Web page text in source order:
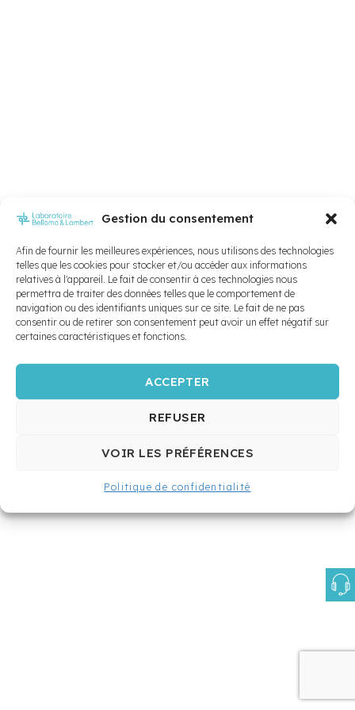
Gestion du consentement
Afin de fournir les meilleures expériences, nous utilisons des technologies
telles que les cookies pour stocker et/ou accéder aux informations
relatives à l'appareil. Le fait de consentir à ces technologies nous
permettra de traiter des données telles que le comportement de
navigation ou des identifiants uniques sur ce site. Le fait de ne pas
consentir ou de retirer son consentement peut avoir un effet négatif sur
certaines caractéristiques et fonctions.
ACCEPTER
REFUSER
VOIR LES PRÉFÉRENCES
Politique de confidentialité